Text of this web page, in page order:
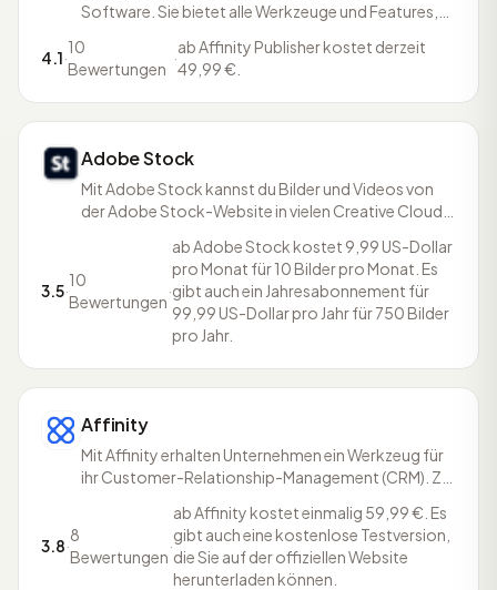
Software. Sie bietet alle Werkzeuge und Features,
digitale Publikationen und professionelle
Drucklegung. Zudem gibt es Vorlagen für Bücher,
Magazine, soziale Medien, Mock-ups und noch viele
mehr.
4.1·
10
Bewertungen
·
ab Affinity Publisher kostet derzeit
49,99 €.
Adobe Stock
Mit Adobe Stock kannst du Bilder und Videos von
der Adobe Stock-Website in vielen Creative Cloud-
und direkt in deiner Creative Cloud speichern,
sodass sie in den meisten Creative Cloud-
Programmen und mobilen Apps unmittelbar
abrufbar sind. Somit sparst
3.5·
10
Bewertungen
·
ab Adobe Stock kostet 9,99 US-Dollar
pro Monat für 10 Bilder pro Monat. Es
gibt auch ein Jahresabonnement für
99,99 US-Dollar pro Jahr für 750 Bilder
pro Jahr.
Affinity
Mit Affinity erhalten Unternehmen ein Werkzeug für
ihr Customer-Relationship-Management (CRM). Zu
Automatisierung von Prozessen, um die Mitarbeiter
zu entlasten und Effizienzsteigerungen in der
Verrichtung der täglichen Arbeitsschritte zu erzielen.
3.8·
8
Bewertungen
·
ab Affinity kostet einmalig 59,99 €. Es
gibt auch eine kostenlose Testversion,
die Sie auf der offiziellen Website
herunterladen können.